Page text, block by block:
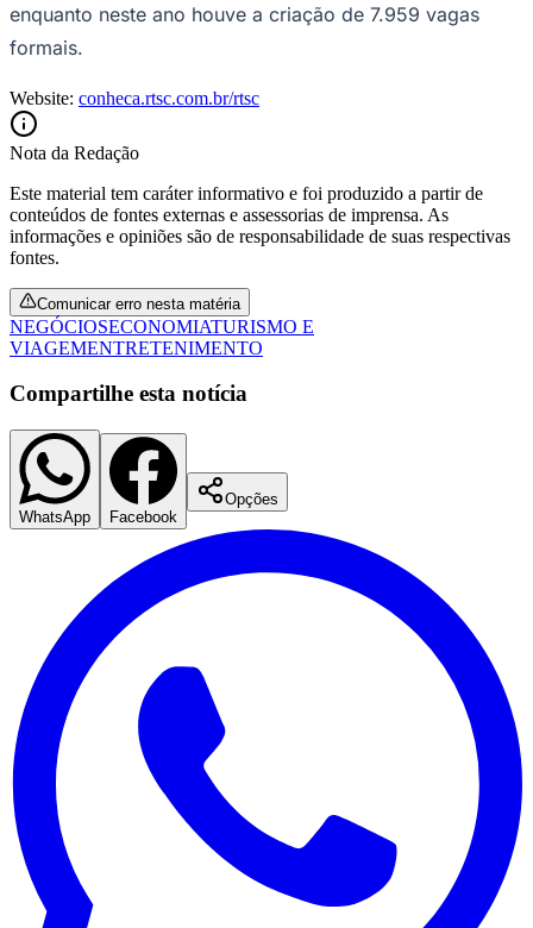
enquanto neste ano houve a criação de 7.959 vagas
formais.
Website: conheca.rtsc.com.br/rtsc
Nota da Redação
Este material tem caráter informativo e foi produzido a partir de
conteúdos de fontes externas e assessorias de imprensa. As
informações e opiniões são de responsabilidade de suas respectivas
fontes.
Comunicar erro nesta matéria
NEGÓCIOSECONOMIATURISMO E
VIAGEMENTRETENIMENTO
Compartilhe esta notícia
WhatsApp Facebook
Opções